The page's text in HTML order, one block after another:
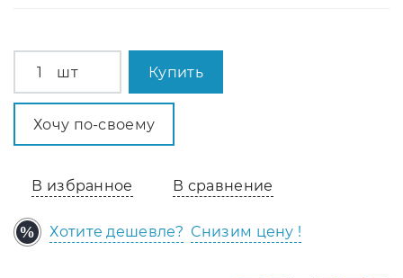
шт Купить
Хочу по-своему
В избранное В сравнение
Хотите дешевле? Снизим цену !